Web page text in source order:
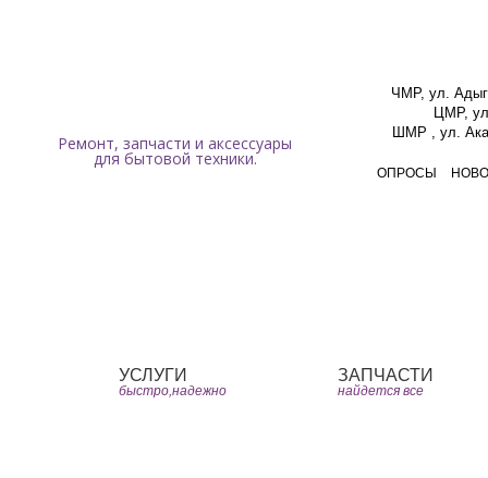
Ремонт, запчасти и аксессуары
для бытовой техники.
ЧМР, ул.
ЦМР,
ШМР , ул.
ОПРОСЫ
УСЛУГИ
быстро,надежно
ЗАПЧАСТИ
найдется все